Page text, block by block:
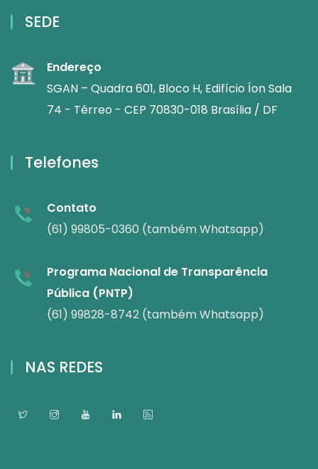
SEDE
Endereço
SGAN – Quadra 601, Bloco H, Edifício Íon Sala
74 - Térreo - CEP 70830-018 Brasília / DF
Telefones
Contato
(61) 99805-0360 (também Whatsapp)
Programa Nacional de Transparência
Pública (PNTP)
(61) 99828-8742 (também Whatsapp)
NAS REDES